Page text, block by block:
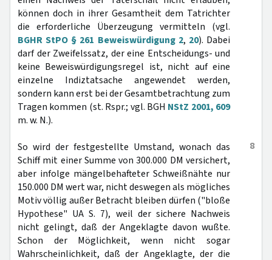
können doch in ihrer Gesamtheit dem Tatrichter
die erforderliche Überzeugung vermitteln (vgl.
BGHR StPO § 261 Beweiswürdigung 2, 20). Dabei
darf der Zweifelssatz, der eine Entscheidungs- und
keine Beweiswürdigungsregel ist, nicht auf eine
einzelne Indiztatsache angewendet werden,
sondern kann erst bei der Gesamtbetrachtung zum
Tragen kommen (st. Rspr.; vgl. BGH NStZ 2001, 609
m. w. N.).
8
So wird der festgestellte Umstand, wonach das
Schiff mit einer Summe von 300.000 DM versichert,
aber infolge mängelbehafteter Schweißnähte nur
150.000 DM wert war, nicht deswegen als mögliches
Motiv völlig außer Betracht bleiben dürfen ("bloße
Hypothese" UA S. 7), weil der sichere Nachweis
nicht gelingt, daß der Angeklagte davon wußte.
Schon der Möglichkeit, wenn nicht sogar
Wahrscheinlichkeit, daß der Angeklagte, der die